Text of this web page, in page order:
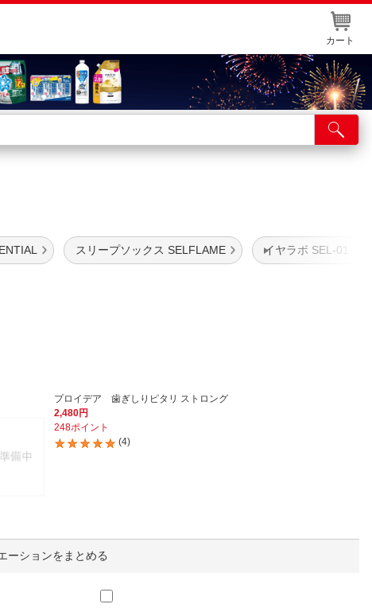
カート
店舗情報・店舗一覧
スリープソックス SELFLAME イヤラボ SEL-01
プロイデア 歯ぎしりピタリ ストロング
2,480円
248ポイント
(4)
ーションをまとめる